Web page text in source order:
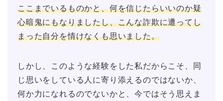
ここまでいるものかと、何を信じたらいいのか疑
心暗鬼にもなりましたし、こんな詐欺に遭ってし
まった自分を情けなくも思いました。
しかし、このような経験をした私だからこそ、同
じ思いをしている人に寄り添えるのではないか、
何か力になれるのでないかと、今ではそう思えま